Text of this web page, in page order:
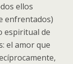
ellos
enfrentados)
espiritual de
el amor que